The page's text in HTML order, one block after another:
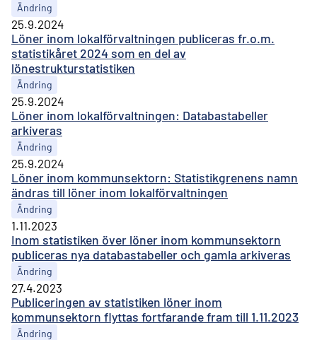
Ändring
Löner inom lokalförvaltningen publiceras fr.o.m.
statistikåret 2024 som en del av
lönestrukturstatistiken
25.9.2024
Ändring
Löner inom lokalförvaltningen: Databastabeller
arkiveras
25.9.2024
Ändring
Löner inom kommunsektorn: Statistikgrenens namn
ändras till löner inom lokalförvaltningen
25.9.2024
Ändring
Inom statistiken över löner inom kommunsektorn
publiceras nya databastabeller och gamla arkiveras
1.11.2023
Ändring
Publiceringen av statistiken löner inom
kommunsektorn flyttas fortfarande fram till 1.11.2023
27.4.2023
Ändring